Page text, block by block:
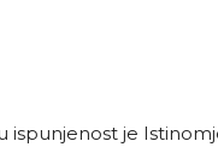
ispunjenost je